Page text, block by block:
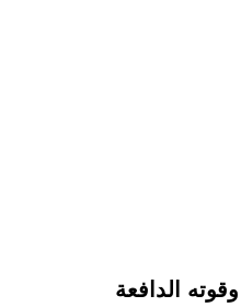
الدافعة